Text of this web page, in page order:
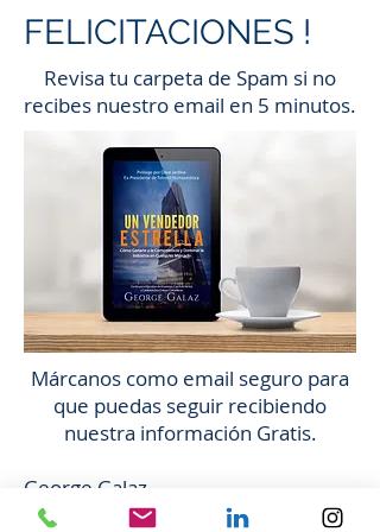
FELICITACIONES !
Revisa tu carpeta de Spam si no
recibes nuestro email en 5 minutos.
Márcanos como email seguro para
que puedas seguir recibiendo
nuestra información Gratis.
George Galaz
Sales & Marketing Expert